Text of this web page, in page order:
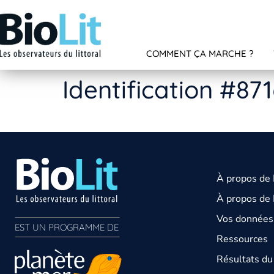
COMMENT ÇA MARCHE ?
Identification
EST UN PROGRAMME DE
À propos de
À propos de
Vos
Ressources
Résultats